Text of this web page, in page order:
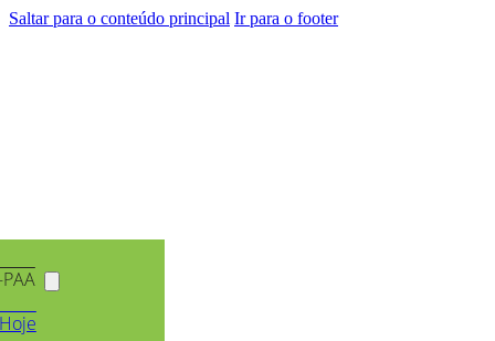
Saltar para o conteúdo principal Ir para o footer